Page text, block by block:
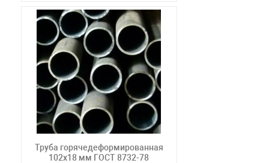
Труба горячедеформированная
102х18 мм ГОСТ 8732-78